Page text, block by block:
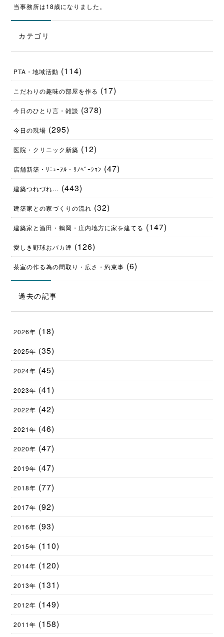
当事務所は18歳になりました。
カテゴリ
PTA・地域活動 (114)
こだわりの趣味の部屋を作る (17)
今日のひとり言・雑談 (378)
今日の現場 (295)
医院・クリニック新築 (12)
店舗新築・ﾘﾆｭｰｱﾙ・ﾘﾉﾍﾞｰｼｮﾝ (47)
建築つれづれ… (443)
建築家との家づくりの流れ (32)
建築家と酒田・鶴岡・庄内地方に家を建てる (147)
愛しき野球おバカ達 (126)
茶室の作る為の間取り・広さ・約束事 (6)
過去の記事
2026年 (18)
2025年 (35)
2024年 (45)
2023年 (41)
2022年 (42)
2021年 (46)
2020年 (47)
2019年 (47)
2018年 (77)
2017年 (92)
2016年 (93)
2015年 (110)
2014年 (120)
2013年 (131)
2012年 (149)
2011年 (158)